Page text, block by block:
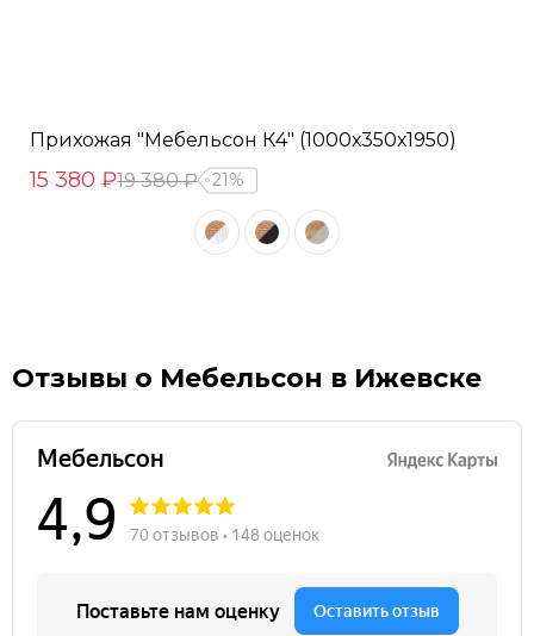
Прихожая "Мебельсон К4" (1000х350х1950)
15 380 ₽19 380 ₽ 21%
Отзывы о Мебельсон в Ижевске